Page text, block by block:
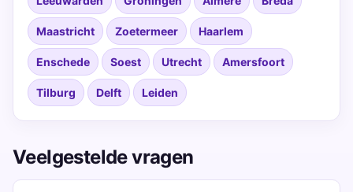
Maastricht Zoetermeer Haarlem
Enschede Soest Utrecht Amersfoort
Tilburg Delft Leiden
Veelgestelde vragen